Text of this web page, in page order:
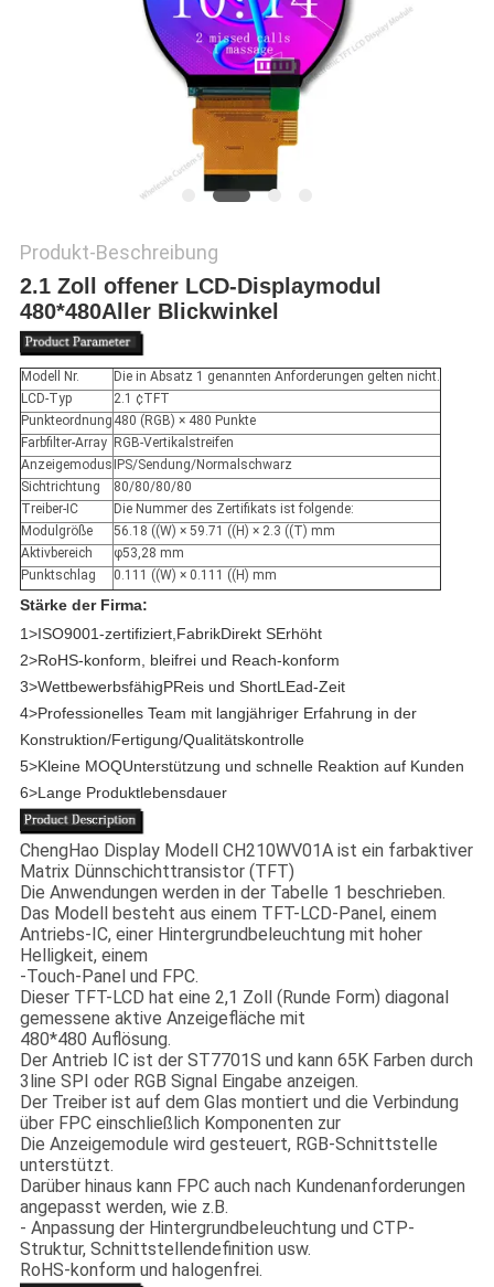
Produkt-Beschreibung
2.1 Zoll offener LCD-Displaymodul
480*480Aller Blickwinkel
Modell Nr.
Die in Absatz 1 genannten Anforderungen gelten nicht.
LCD-Typ
2.1 ¢TFT
Punkteordnung 480 (RGB) × 480 Punkte
Farbfilter-Array RGB-Vertikalstreifen
Anzeigemodus IPS/Sendung/Normalschwarz
Sichtrichtung
80/80/80/80
Treiber-IC
Die Nummer des Zertifikats ist folgende:
Modulgröße
56.18 ((W) × 59.71 ((H) × 2.3 ((T) mm
Aktivbereich
φ53,28 mm
Punktschlag
0.111 ((W) × 0.111 ((H) mm
Stärke der Firma:
1>ISO9001-zertifiziert,FabrikDirekt SErhöht
2>RoHS-konform, bleifrei und Reach-konform
3>WettbewerbsfähigPReis und ShortLEad-Zeit
4>Professionelles Team mit langjähriger Erfahrung in der
Konstruktion/Fertigung/Qualitätskontrolle
5>Kleine MOQUnterstützung und schnelle Reaktion auf Kunden
6>Lange Produktlebensdauer
ChengHao Display Modell CH210WV01A ist ein farbaktiver
Matrix Dünnschichttransistor (TFT)
Die Anwendungen werden in der Tabelle 1 beschrieben.
Das Modell besteht aus einem TFT-LCD-Panel, einem
Antriebs-IC, einer Hintergrundbeleuchtung mit hoher
Helligkeit, einem
-Touch-Panel und FPC.
Dieser TFT-LCD hat eine 2,1 Zoll (Runde Form) diagonal
gemessene aktive Anzeigefläche mit
480*480 Auflösung.
Der Antrieb IC ist der ST7701S und kann 65K Farben durch
3line SPI oder RGB Signal Eingabe anzeigen.
Der Treiber ist auf dem Glas montiert und die Verbindung
über FPC einschließlich Komponenten zur
Die Anzeigemodule wird gesteuert, RGB-Schnittstelle
unterstützt.
Darüber hinaus kann FPC auch nach Kundenanforderungen
angepasst werden, wie z.B.
- Anpassung der Hintergrundbeleuchtung und CTP-
Struktur, Schnittstellendefinition usw.
RoHS-konform und halogenfrei.